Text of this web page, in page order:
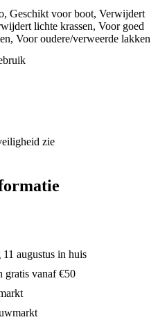
, Geschikt voor boot, Verwijdert
lichte krassen, Voor goed
, Voor oudere/verweerde lakken
zie
augustus in huis
gratis vanaf €50